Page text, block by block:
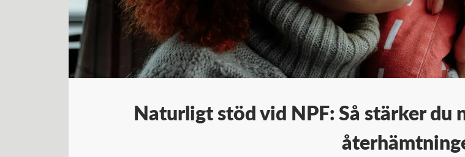
Naturligt stöd vid NPF: Så stärker du